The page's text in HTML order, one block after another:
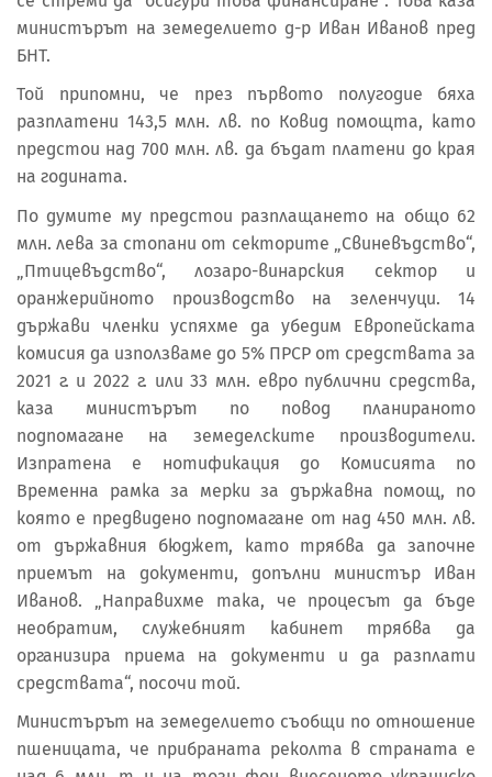
министърът на земеделието д-р Иван Иванов пред
БНТ.
Той припомни, че през първото полугодие бяха
разплатени 143,5 млн. лв. по Ковид помощта, като
предстои над 700 млн. лв. да бъдат платени до края
на годината.
По думите му предстои разплащането на общо 62
млн. лева за стопани от секторите „Свиневъдство“,
„Птицевъдство“, лозаро-винарския сектор и
оранжерийното производство на зеленчуци. 14
държави членки успяхме да убедим Европейската
комисия да използваме до 5% ПРСР от средствата за
2021 г. и 2022 г. или 33 млн. евро публични средства,
каза министърът по повод планираното
подпомагане на земеделските производители.
Изпратена е нотификация до Комисията по
Временна рамка за мерки за държавна помощ, по
която е предвидено подпомагане от над 450 млн. лв.
от държавния бюджет, като трябва да започне
приемът на документи, допълни министър Иван
Иванов. „Направихме така, че процесът да бъде
необратим, служебният кабинет трябва да
организира приема на документи и да разплати
средствата“, посочи той.
Министърът на земеделието съобщи по отношение
пшеницата, че прибраната реколта в страната е